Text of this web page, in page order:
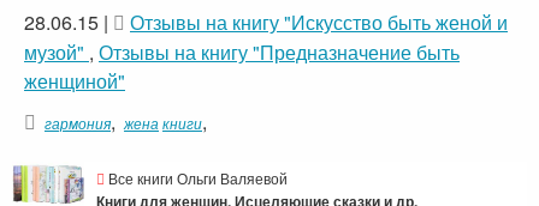
28.06.15 |
Отзывы на книгу "Искусство быть женой и
музой" , Отзывы на книгу "Предназначение быть
женщиной"
гармония, жена книги,
Все книги Ольги Валяевой
Книги для женщин, Исцеляющие сказки и др.